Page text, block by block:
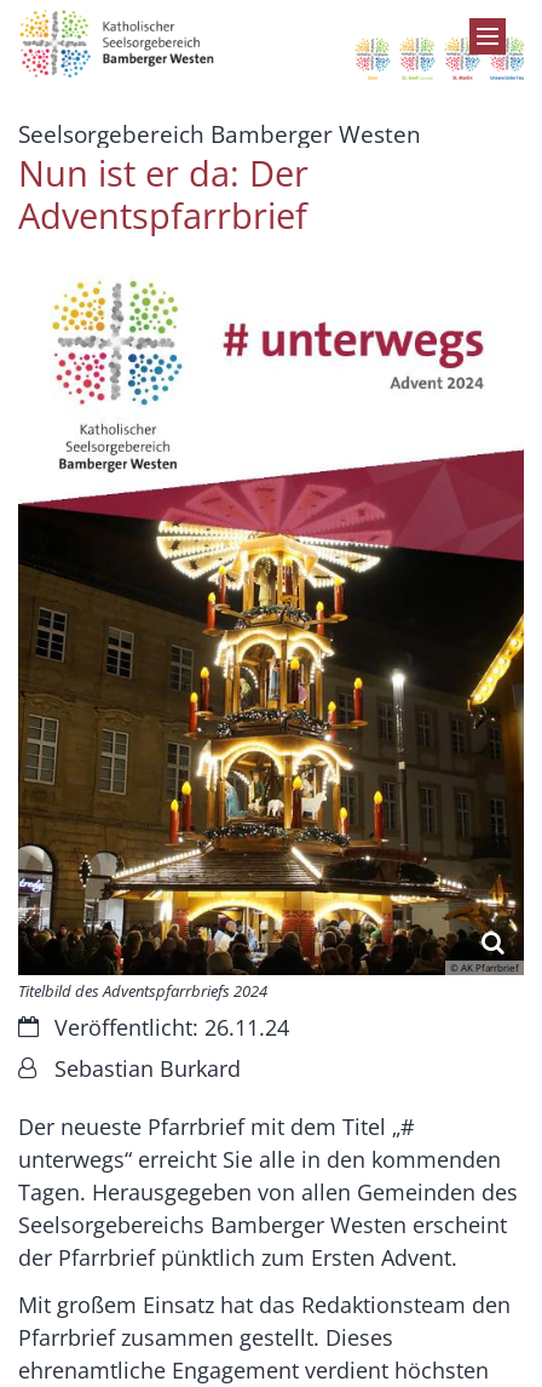
Zum Inhalt springen
Seelsorgebereich Bamberger Westen
Nun ist er da: Der
Adventspfarrbrief
© AK Pfarrbrief
Titelbild des Adventspfarrbriefs 2024
Datum:Veröffentlicht: 26.11.24
Von:Sebastian Burkard
Der neueste Pfarrbrief mit dem Titel „#
unterwegs“ erreicht Sie alle in den kommenden
Tagen. Herausgegeben von allen Gemeinden des
Seelsorgebereichs Bamberger Westen erscheint
der Pfarrbrief pünktlich zum Ersten Advent.
Mit großem Einsatz hat das Redaktionsteam den
Pfarrbrief zusammen gestellt. Dieses
ehrenamtliche Engagement verdient höchsten